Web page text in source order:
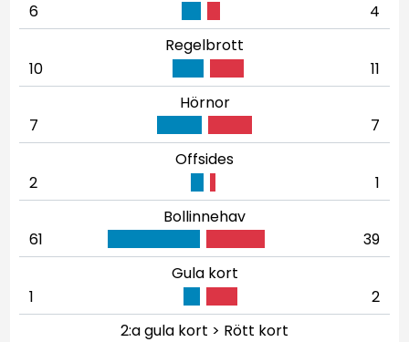
6
4
Regelbrott
10
11
Hörnor
7
7
Offsides
2
1
Bollinnehav
61
39
Gula kort
1
2
2:a gula kort > Rött kort